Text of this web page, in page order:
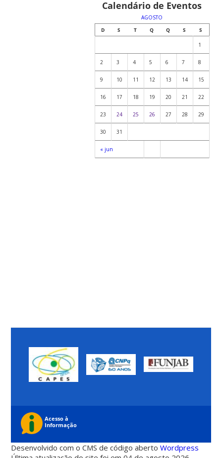
Calendário de Eventos
AGOSTO
D
S T Q Q S S
« jun
1
2 3 4 5 6 7 8
9 10 11 12 13 14 15
16 17 18 19 20 21 22
23 24 25 26 27 28 29
30 31
Desenvolvido com o CMS de código abertoWordpress